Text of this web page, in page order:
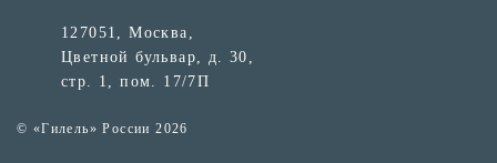
127051, Москва,
Цветной бульвар, д. 30,
стр. 1, пом. 17/7П
© «Гилель» России 2026